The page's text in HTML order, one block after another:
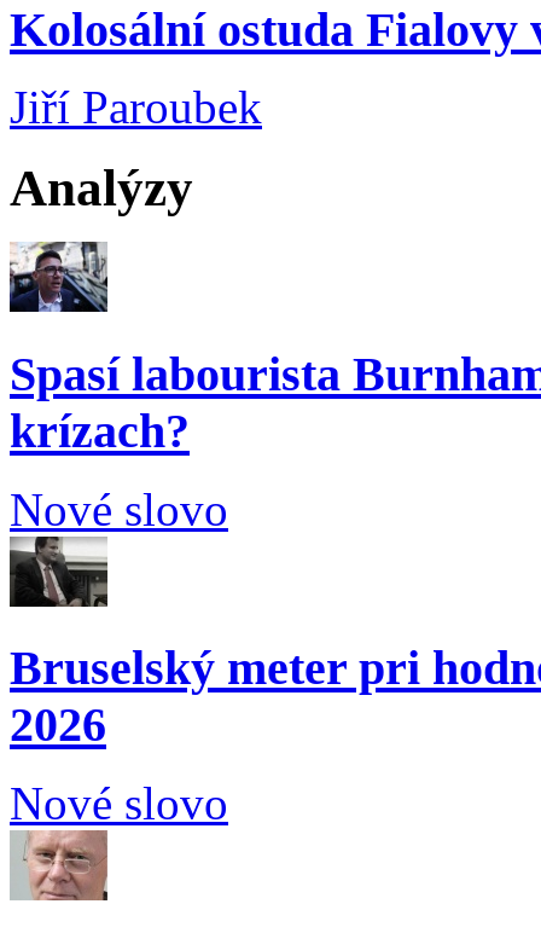
Kolosální ostuda Fialovy
Jiří Paroubek
Analýzy
Spasí labourista
krízach?
Nové slovo
Bruselský meter pri
2026
Nové slovo